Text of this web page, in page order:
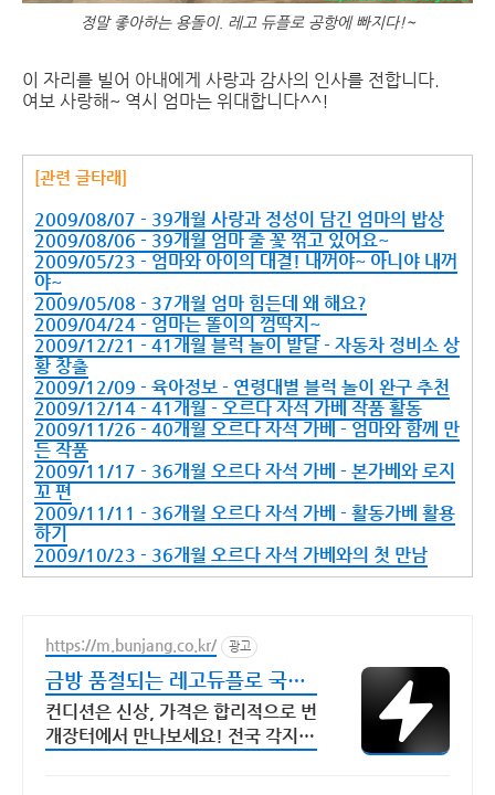
정말 좋아하는 용돌이. 레고 듀플로 공항에 빠지다!~
이 자리를 빌어 아내에게 사랑과 감사의 인사를 전합니다.
여보 사랑해~ 역시 엄마는 위대합니다^^!
[관련 글타래]
2009/08/07 - 39개월 사랑과 정성이 담긴 엄마의 밥상
2009/08/06 - 39개월 엄마 줄 꽃 꺾고 있어요~
2009/05/23 - 엄마와 아이의 대결! 내꺼야~ 아니야 내꺼
야~
2009/05/08 - 37개월 엄마 힘든데 왜 해요?
2009/04/24 - 엄마는 똘이의 껌딱지~
2009/12/21 - 41개월 블럭 놀이 발달 - 자동차 정비소 상
황 창출
2009/12/09 - 육아정보 - 연령대별 블럭 놀이 완구 추천
2009/12/14 - 41개월 - 오르다 자석 가베 작품 활동
2009/11/26 - 40개월 오르다 자석 가베 - 엄마와 함께 만
든 작품
2009/11/17 - 36개월 오르다 자석 가베 - 본가베와 로지
꼬 편
2009/11/11 - 36개월 오르다 자석 가베 - 활동가베 활용
하기
2009/10/23 - 36개월 오르다 자석 가베와의 첫 만남
https://m.bunjang.co.kr/ 광고
금방 품절되는 레고듀플로 국내
최대 브랜드 중고거래
컨디션은 신상, 가격은 합리적으로 번
개장터에서 만나보세요! 전국 각지에